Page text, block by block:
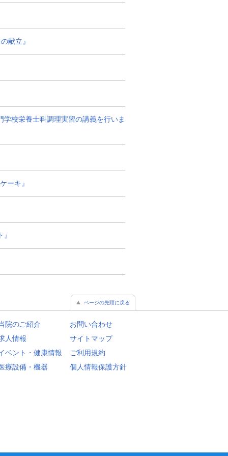
献立』
校栄養士科調理実習の講義を行いま
ーキ』
ページの先頭に戻る
院のご紹介
人情報
ベント・健康情報
療設備・機器
お問い合わせ
サイトマップ
ご利用規約
個人情報保護方針